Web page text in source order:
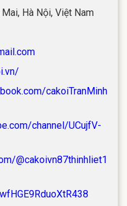
Hà Nội, Việt Nam
cakoiTranMinh
channel/UCujfV-
@cakoivn87thinhliet1